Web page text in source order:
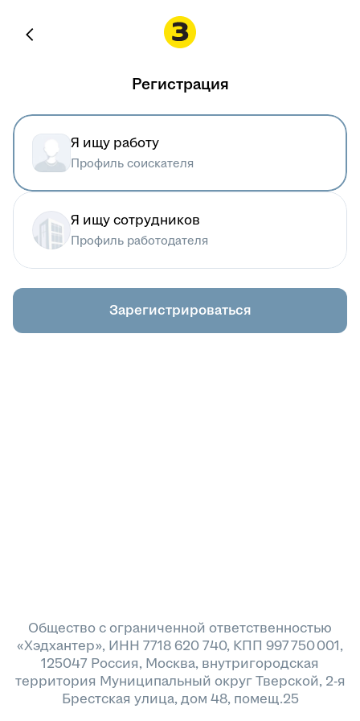
Регистрация
Я ищу работу
Профиль соискателя
Я ищу сотрудников
Профиль работодателя
Зарегистрироваться
Общество с ограниченной ответственностью
«Хэдхантер», ИНН 7718 620 740, КПП 997 750 001,
125047 Россия, Москва, внутригородская
территория Муниципальный округ Тверской, 2-я
Брестская улица, дом 48, помещ.25